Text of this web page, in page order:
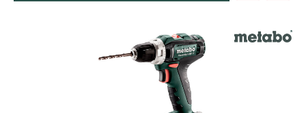
Политика обработки персональных данных